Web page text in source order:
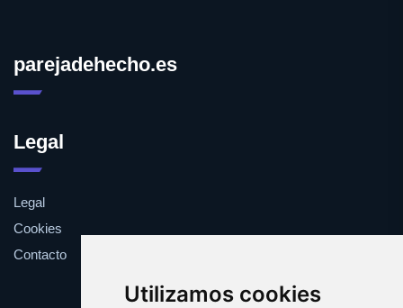
Utilizamos cookies
parejadehecho.es
Legal
Legal
Cookies
Contacto